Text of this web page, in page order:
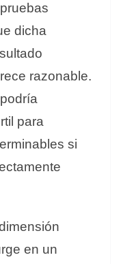
dicha
razonable.
para
si
en un